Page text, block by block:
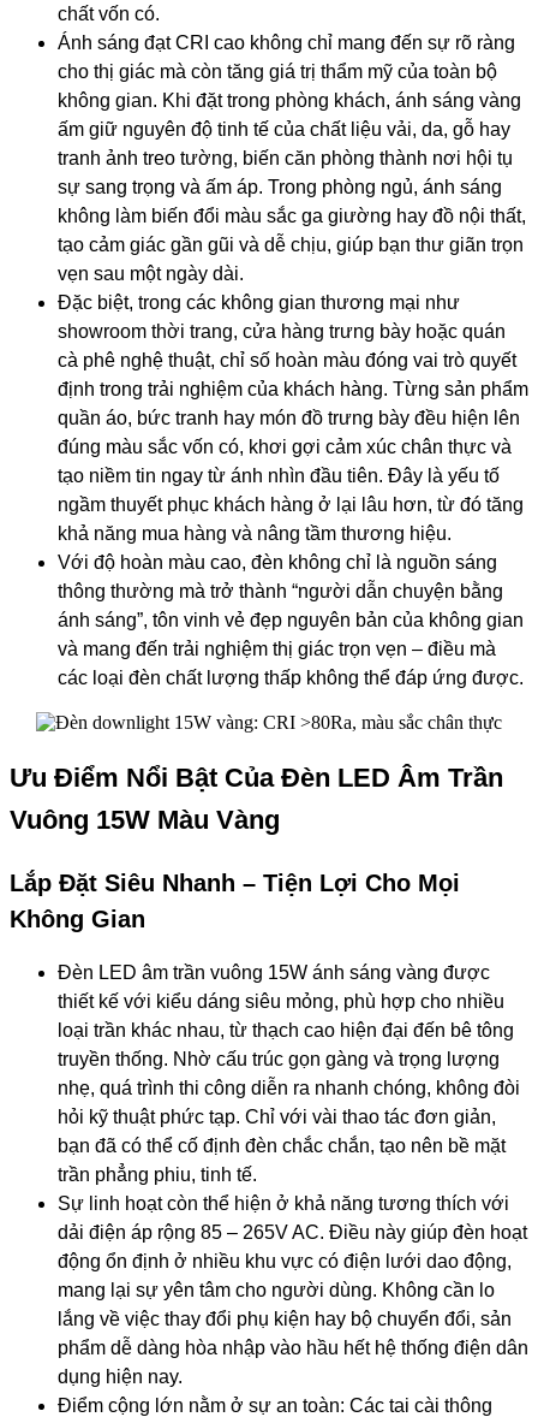
chất vốn có.
Ánh sáng đạt CRI cao không chỉ mang đến sự rõ ràng
cho thị giác mà còn tăng giá trị thẩm mỹ của toàn bộ
không gian. Khi đặt trong phòng khách, ánh sáng vàng
ấm giữ nguyên độ tinh tế của chất liệu vải, da, gỗ hay
tranh ảnh treo tường, biến căn phòng thành nơi hội tụ
sự sang trọng và ấm áp. Trong phòng ngủ, ánh sáng
không làm biến đổi màu sắc ga giường hay đồ nội thất,
tạo cảm giác gần gũi và dễ chịu, giúp bạn thư giãn trọn
vẹn sau một ngày dài.
Đặc biệt, trong các không gian thương mại như
showroom thời trang, cửa hàng trưng bày hoặc quán
cà phê nghệ thuật, chỉ số hoàn màu đóng vai trò quyết
định trong trải nghiệm của khách hàng. Từng sản phẩm
quần áo, bức tranh hay món đồ trưng bày đều hiện lên
đúng màu sắc vốn có, khơi gợi cảm xúc chân thực và
tạo niềm tin ngay từ ánh nhìn đầu tiên. Đây là yếu tố
ngầm thuyết phục khách hàng ở lại lâu hơn, từ đó tăng
khả năng mua hàng và nâng tầm thương hiệu.
Với độ hoàn màu cao, đèn không chỉ là nguồn sáng
thông thường mà trở thành “người dẫn chuyện bằng
ánh sáng”, tôn vinh vẻ đẹp nguyên bản của không gian
và mang đến trải nghiệm thị giác trọn vẹn – điều mà
các loại đèn chất lượng thấp không thể đáp ứng được.
Ưu Điểm Nổi Bật Của Đèn LED Âm Trần
Vuông 15W Màu Vàng
Lắp Đặt Siêu Nhanh – Tiện Lợi Cho Mọi
Không Gian
Đèn LED âm trần vuông 15W ánh sáng vàng được
thiết kế với kiểu dáng siêu mỏng, phù hợp cho nhiều
loại trần khác nhau, từ thạch cao hiện đại đến bê tông
truyền thống. Nhờ cấu trúc gọn gàng và trọng lượng
nhẹ, quá trình thi công diễn ra nhanh chóng, không đòi
hỏi kỹ thuật phức tạp. Chỉ với vài thao tác đơn giản,
bạn đã có thể cố định đèn chắc chắn, tạo nên bề mặt
trần phẳng phiu, tinh tế.
Sự linh hoạt còn thể hiện ở khả năng tương thích với
dải điện áp rộng 85 – 265V AC. Điều này giúp đèn hoạt
động ổn định ở nhiều khu vực có điện lưới dao động,
mang lại sự yên tâm cho người dùng. Không cần lo
lắng về việc thay đổi phụ kiện hay bộ chuyển đổi, sản
phẩm dễ dàng hòa nhập vào hầu hết hệ thống điện dân
dụng hiện nay.
Điểm cộng lớn nằm ở sự an toàn: Các tai cài thông